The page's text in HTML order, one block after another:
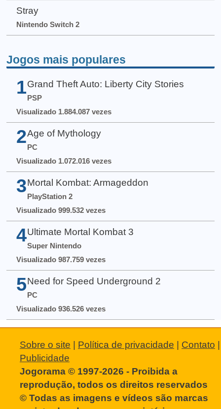
Stray
Nintendo Switch 2
Jogos mais populares
1 Grand Theft Auto: Liberty City Stories
PSP
Visualizado 1.884.087 vezes
2 Age of Mythology
PC
Visualizado 1.072.016 vezes
3 Mortal Kombat: Armageddon
PlayStation 2
Visualizado 999.532 vezes
4 Ultimate Mortal Kombat 3
Super Nintendo
Visualizado 987.759 vezes
5 Need for Speed Underground 2
PC
Visualizado 936.526 vezes
Sobre o site | Política de privacidade | Contato |
Publicidade
Jogorama © 1997-2026 - Proibida a
reprodução, todos os direitos reservados
© Todas as imagens e vídeos são marcas